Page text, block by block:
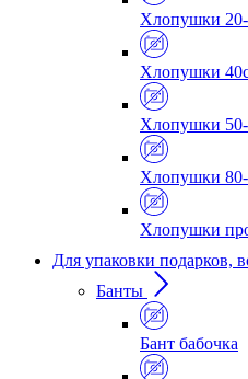
Хлопушки
Хлопушки
Хлопушки
Хлопушки
Хлопушки
Для упаковки подарков,
Банты
Бант бабочка